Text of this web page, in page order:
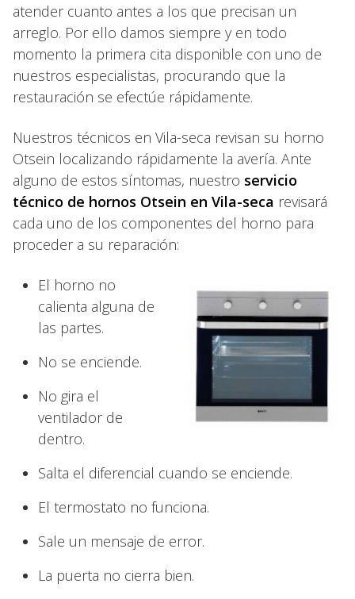
atender cuanto antes a los que precisan un
arreglo. Por ello damos siempre y en todo
momento la primera cita disponible con uno de
nuestros especialistas, procurando que la
restauración se efectúe rápidamente.
Nuestros técnicos en Vila-seca revisan su horno
Otsein localizando rápidamente la avería. Ante
alguno de estos síntomas, nuestro servicio
técnico de hornos Otsein en Vila-seca revisará
cada uno de los componentes del horno para
proceder a su reparación:
El horno no
calienta alguna de
las partes.
No se enciende.
No gira el
ventilador de
dentro.
Salta el diferencial cuando se enciende.
El termostato no funciona.
Sale un mensaje de error.
La puerta no cierra bien.